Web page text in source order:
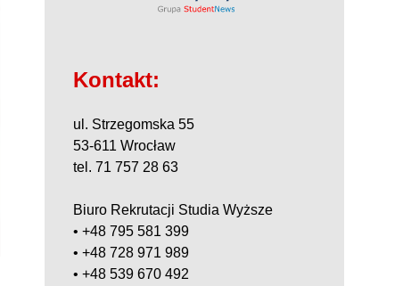
Kontakt:
ul. Strzegomska 55
53-611 Wrocław
tel. 71 757 28 63
Biuro Rekrutacji Studia Wyższe
• +48 795 581 399
• +48 728 971 989
• +48 539 670 492